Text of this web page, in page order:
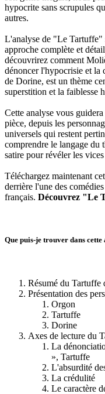
hypocrite sans scrupules
autres.
L'analyse de "Le Tartuffe"
approche complète et
découvrirez comment
dénoncer l'hypocrisie et la
de Dorine, est un thème
superstition et la faiblesse
Cette analyse vous
pièce, depuis les
universels qui restent
comprendre le langage du
satire pour révéler les
Téléchargez maintenant
derrière l'une des
français. Découvrez "Le
Que puis-je trouver dans
Résumé du Tartuffe
Présentation des
Orgon
Tartuffe
Dorine
Axes de lecture du
La
», Tartuffe
L'absurdité
La crédulité
Le caractère